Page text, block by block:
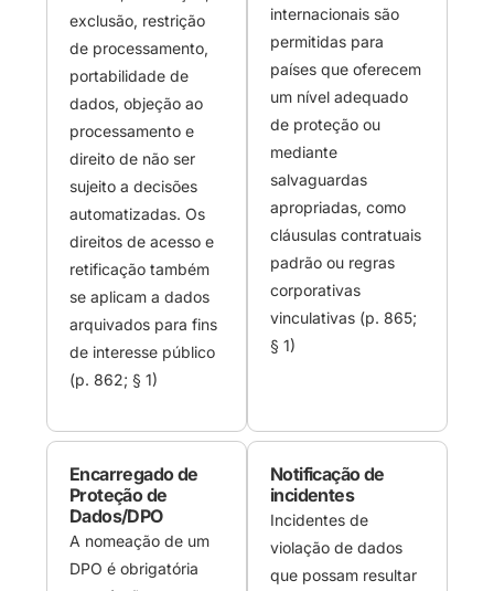
exclusão, restrição
de processamento,
portabilidade de
dados, objeção ao
processamento e
direito de não ser
sujeito a decisões
automatizadas. Os
direitos de acesso e
retificação também
se aplicam a dados
arquivados para fins
de interesse público
(p. 862; § 1)
internacionais são
permitidas para
países que oferecem
um nível adequado
de proteção ou
mediante
salvaguardas
apropriadas, como
cláusulas contratuais
padrão ou regras
corporativas
vinculativas (p. 865;
§ 1)
Encarregado de
Proteção de
Dados/DPO
A nomeação de um
DPO é obrigatória
Notificação de
incidentes
Incidentes de
violação de dados
que possam resultar